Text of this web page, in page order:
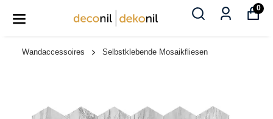
0
Wandaccessoires Selbstklebende Mosaikfliesen